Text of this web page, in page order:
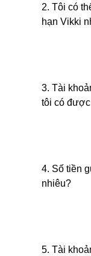
2. Tôi có
hạn Vikki
3. Tài
tôi có
4. Số tiền
nhiêu?
5. Tài